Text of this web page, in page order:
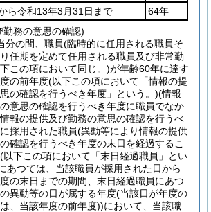
ら令和13年3月31日まで
64年
務の意思の確認)
分の間、職員(臨時的に任用される職員そ
任期を定めて任用される職員及び非常勤
この項において同じ。)が年齢60年に達す
の前年度(以下この項において「情報の提
の確認を行うべき年度」という。)(情報
意思の確認を行うべき年度に職員でなか
報の提供及び勤務の意思の確認を行うべ
採用された職員(異動等により情報の提供
確認を行うべき年度の末日を経過するこ
(以下この項において「末日経過職員」とい
あつては、当該職員が採用された日から
の末日までの期間、末日経過職員にあつ
異動等の日が属する年度(当該日が年度の
、当該年度の前年度))において、当該職